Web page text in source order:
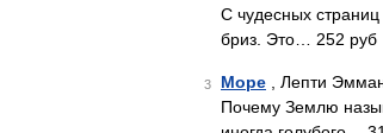
С чудесных
бриз. Это… 252 руб
3 Море , Лепти
Почему Землю